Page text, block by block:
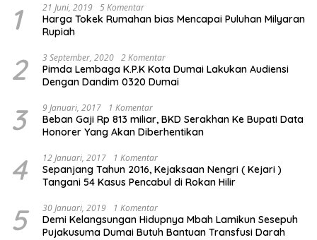
1 21 Juni, 2019 5 Komentar
Harga Tokek Rumahan bias Mencapai Puluhan Milyaran
Rupiah
2 3 September, 2020 2 Komentar
Pimda Lembaga K.P.K Kota Dumai Lakukan Audiensi
Dengan Dandim 0320 Dumai
3 9 Januari, 2017 1 Komentar
Beban Gaji Rp 813 miliar, BKD Serakhan Ke Bupati Data
Honorer Yang Akan Diberhentikan
4 12 Januari, 2017 1 Komentar
Sepanjang Tahun 2016, Kejaksaan Nengri ( Kejari )
Tangani 54 Kasus Pencabul di Rokan Hilir
5 30 Januari, 2019 1 Komentar
Demi Kelangsungan Hidupnya Mbah Lamikun Sesepuh
Pujakusuma Dumai Butuh Bantuan Transfusi Darah